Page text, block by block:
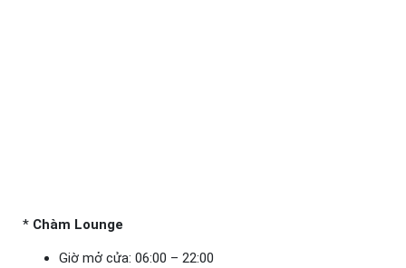
* Chàm Lounge
Giờ mở cửa: 06:00 – 22:00